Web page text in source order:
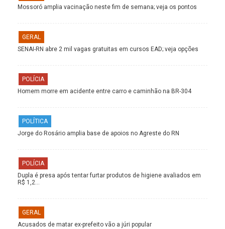
Mossoró amplia vacinação neste fim de semana; veja os pontos
GERAL
SENAI-RN abre 2 mil vagas gratuitas em cursos EAD; veja opções
POLÍCIA
Homem morre em acidente entre carro e caminhão na BR-304
POLÍTICA
Jorge do Rosário amplia base de apoios no Agreste do RN
POLÍCIA
Dupla é presa após tentar furtar produtos de higiene avaliados em
R$ 1,2…
GERAL
Acusados de matar ex-prefeito vão a júri popular